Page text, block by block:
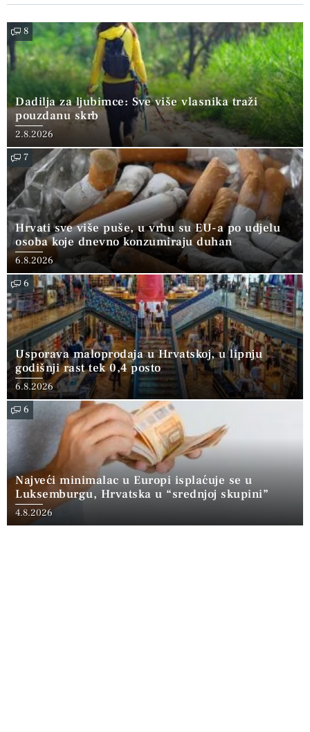
8
Dadilja za ljubimce: Sve više vlasnika traži
pouzdanu skrb
2.8.2026
7
Hrvati sve više puše, u vrhu su EU-a po udjelu
osoba koje dnevno konzumiraju duhan
6.8.2026
6
Usporava maloprodaja u Hrvatskoj, u lipnju
godišnji rast tek 0,4 posto
6.8.2026
6
Najveći minimalac u Europi isplaćuje se u
Luksemburgu, Hrvatska u “srednjoj skupini”
4.8.2026